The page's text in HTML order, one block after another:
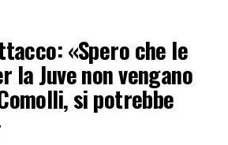
«Spero che le
Juve non vengano
si potrebbe